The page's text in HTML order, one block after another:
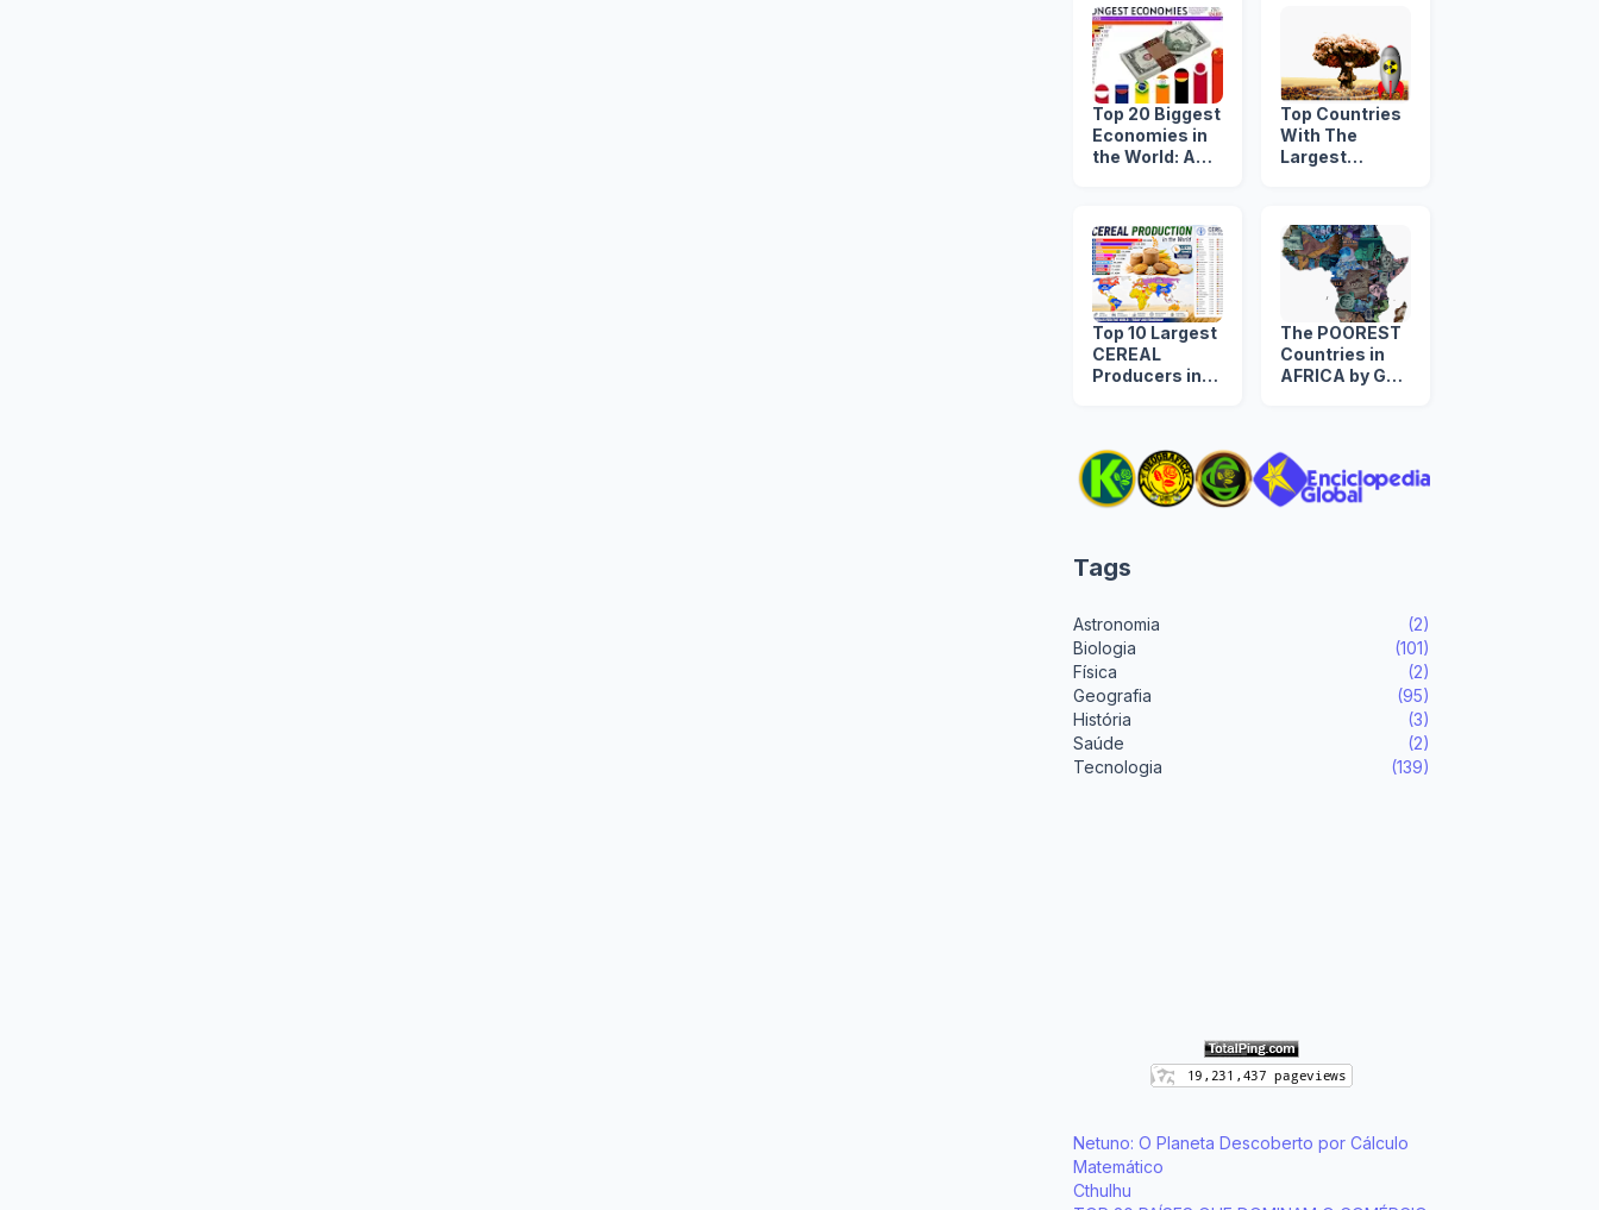
Top 20 Biggest
Economies in
the World: A
Top Countries
With The
Largest
The World
Top 10 Largest
CEREAL
Producers in
The POOREST
Countries in
AFRICA by GDP
Tags
Astronomia
(2)
Biologia
(101)
Física
(2)
Geografia
(95)
História
(3)
Saúde
(2)
Tecnologia
(139)
Netuno: O Planeta Descoberto por Cálculo
Matemático
Cthulhu